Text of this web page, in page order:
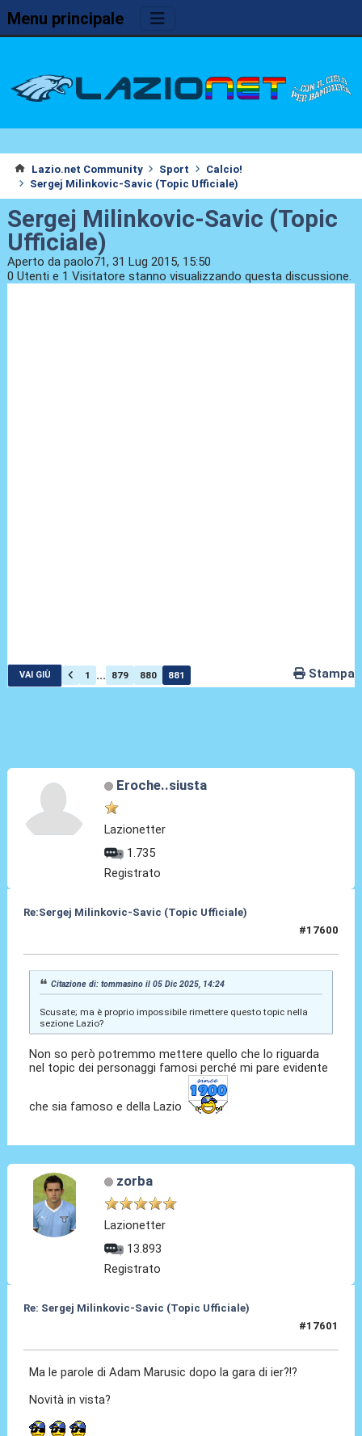
Menu principale
Lazio.net Community Sport
Calcio!
Sergej Milinkovic-Savic (Topic Ufficiale)
Sergej Milinkovic-Savic (Topic
Ufficiale)
Aperto da paolo71, 31 Lug 2015, 15:50
0 Utenti e 1 Visitatore stanno visualizzando questa discussione.
VAI GIÙ 1 ... 879 880 881 Stampa
Eroche..siusta
Lazionetter
1.735
Registrato
Re:Sergej Milinkovic-Savic (Topic Ufficiale)
#17600
Citazione di: tommasino il 05 Dic 2025, 14:24
Scusate; ma è proprio impossibile rimettere questo topic nella
sezione Lazio?
Non so però potremmo mettere quello che lo riguarda
nel topic dei personaggi famosi perché mi pare evidente
che sia famoso e della Lazio
zorba
Lazionetter
13.893
Registrato
Re: Sergej Milinkovic-Savic (Topic Ufficiale)
#17601
Ma le parole di Adam Marusic dopo la gara di ier?!?
Novità in vista?